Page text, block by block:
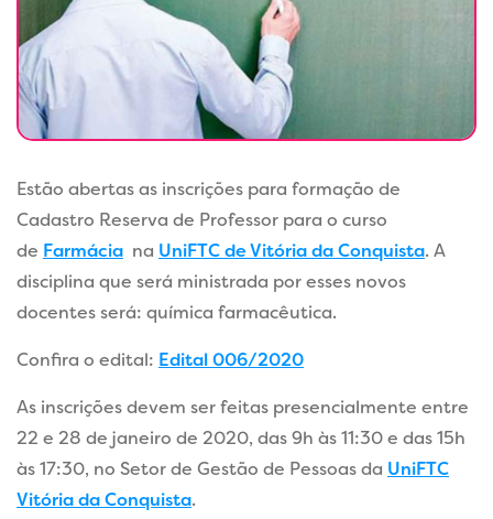
Estão abertas as inscrições para formação de
Cadastro Reserva de Professor para o curso
de Farmácia na UniFTC de Vitória da Conquista. A
disciplina que será ministrada por esses novos
docentes será: química farmacêutica.
Confira o edital: Edital 006/2020
As inscrições devem ser feitas presencialmente entre
22 e 28 de janeiro de 2020, das 9h às 11:30 e das 15h
às 17:30, no Setor de Gestão de Pessoas da UniFTC
Vitória da Conquista.